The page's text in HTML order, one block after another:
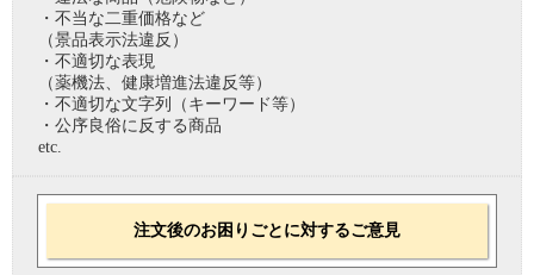
・不当な二重価格など
（景品表示法違反）
・不適切な表現
（薬機法、健康増進法違反等）
・不適切な文字列（キーワード等）
・公序良俗に反する商品
etc.
注文後のお困りごとに対するご意見